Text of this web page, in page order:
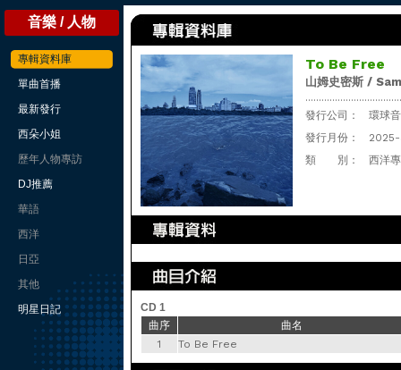
音樂 / 人物
專輯資料庫
單曲首播
最新發行
西朵小姐
歷年人物專訪
DJ推薦
華語
西洋
日亞
其他
明星日記
To Be Free
山姆史密斯 /
發行公司：
環球
發行月份：
類 別：
西洋
CD 1
曲序
曲名
1
To Be Free